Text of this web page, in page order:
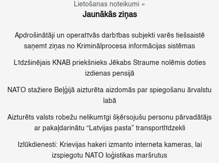
Lietošanas noteikumi »
Jaunākās ziņas
Apdrošinātāji un operatīvās darbības subjekti varēs tiešsaistē
saņemt ziņas no Kriminālprocesa informācijas sistēmas
Līdzšinējais KNAB priekšnieks Jēkabs Straume nolēmis doties
izdienas pensijā
NATO stažiere Beļģijā aizturēta aizdomās par spiegošanu ārvalstu
labā
Aizturēts valsts robežu nelikumīgi šķērsojušu personu pārvadātājs
ar pakaļdarinātu “Latvijas pasta” transportlīdzekli
Izlūkdienesti: Krievijas hakeri izmanto interneta kameras, lai
izspiegotu NATO loģistikas maršrutus